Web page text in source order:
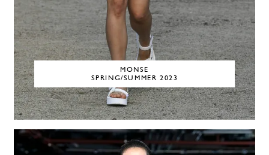
MONSE
SPRING/SUMMER 2023